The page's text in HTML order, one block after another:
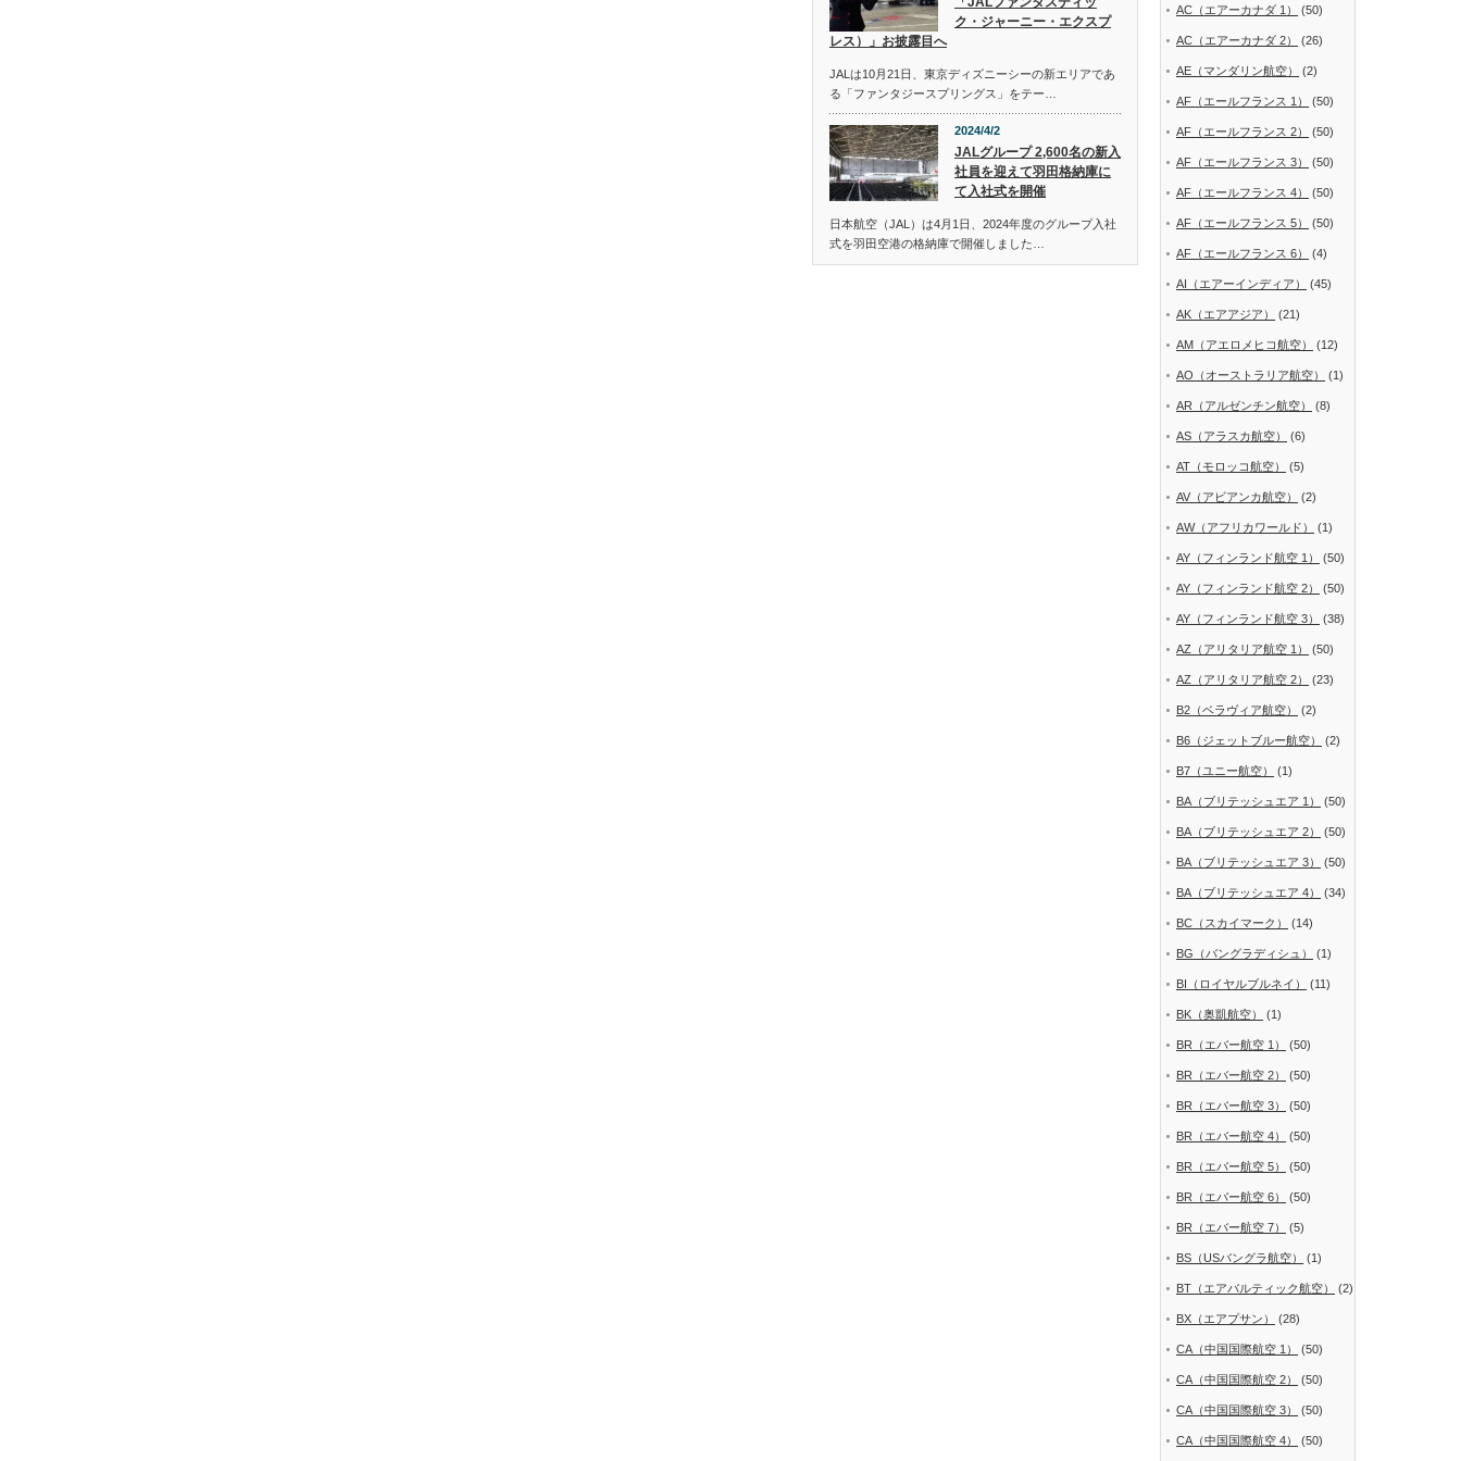
ク・ジャーニー・エクスプ
レス）」お披露目へ
JALは10月21日、東京ディズニーシーの新エリアであ
る「ファンタジースプリングス」をテー…
2024/4/2
JALグループ 2,600名の新入
社員を迎えて羽田格納庫に
て入社式を開催
日本航空（JAL）は4月1日、2024年度のグループ入社
式を羽田空港の格納庫で開催しました…
AC（エアーカナダ 1） (50)
AC（エアーカナダ 2） (26)
AE（マンダリン航空） (2)
AF（エールフランス 1） (50)
AF（エールフランス 2） (50)
AF（エールフランス 3） (50)
AF（エールフランス 4） (50)
AF（エールフランス 5） (50)
AF（エールフランス 6） (4)
AI（エアーインディア） (45)
AK（エアアジア） (21)
AM（アエロメヒコ航空） (12)
AO（オーストラリア航空） (1)
AR（アルゼンチン航空） (8)
AS（アラスカ航空） (6)
AT（モロッコ航空） (5)
AV（アビアンカ航空） (2)
AW（アフリカワールド） (1)
AY（フィンランド航空 1） (50)
AY（フィンランド航空 2） (50)
AY（フィンランド航空 3） (38)
AZ（アリタリア航空 1） (50)
AZ（アリタリア航空 2） (23)
B2（ベラヴィア航空） (2)
B6（ジェットブルー航空） (2)
B7（ユニー航空） (1)
BA（ブリテッシュエア 1） (50)
BA（ブリテッシュエア 2） (50)
BA（ブリテッシュエア 3） (50)
BA（ブリテッシュエア 4） (34)
BC（スカイマーク） (14)
BG（バングラディシュ） (1)
BI（ロイヤルブルネイ） (11)
BK（奥凱航空） (1)
BR（エバー航空 1） (50)
BR（エバー航空 2） (50)
BR（エバー航空 3） (50)
BR（エバー航空 4） (50)
BR（エバー航空 5） (50)
BR（エバー航空 6） (50)
BR（エバー航空 7） (5)
BS（USバングラ航空） (1)
BT（エアバルティック航空） (2)
BX（エアプサン） (28)
CA（中国国際航空 1） (50)
CA（中国国際航空 2） (50)
CA（中国国際航空 3） (50)
CA（中国国際航空 4） (50)